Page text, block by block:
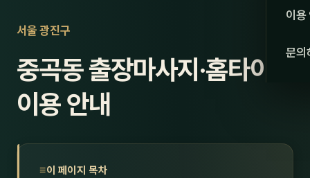
강원·
강원
충북
스
이용
문의
서울 광진구
중곡동 출장마사지·홈타이
이용 안내
이 페이지 목차